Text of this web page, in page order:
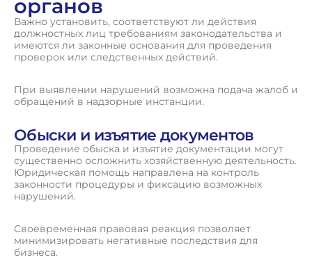
органов
Важно установить, соответствуют ли действия
должностных лиц требованиям законодательства и
имеются ли законные основания для проведения
проверок или следственных действий.
При выявлении нарушений возможна подача жалоб и
обращений в надзорные инстанции.
Обыски и изъятие документов
Проведение обыска и изъятие документации могут
существенно осложнить хозяйственную деятельность.
Юридическая помощь направлена на контроль
законности процедуры и фиксацию возможных
нарушений.
Своевременная правовая реакция позволяет
минимизировать негативные последствия для
бизнеса.